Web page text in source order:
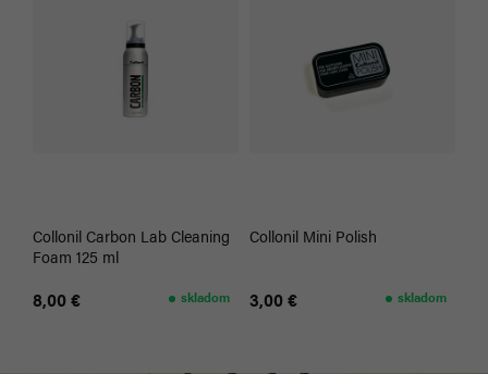
Collonil Carbon Lab Cleaning
Foam 125 ml
8,00 € skladom
Collonil Mini Polish
3,00 € skladom